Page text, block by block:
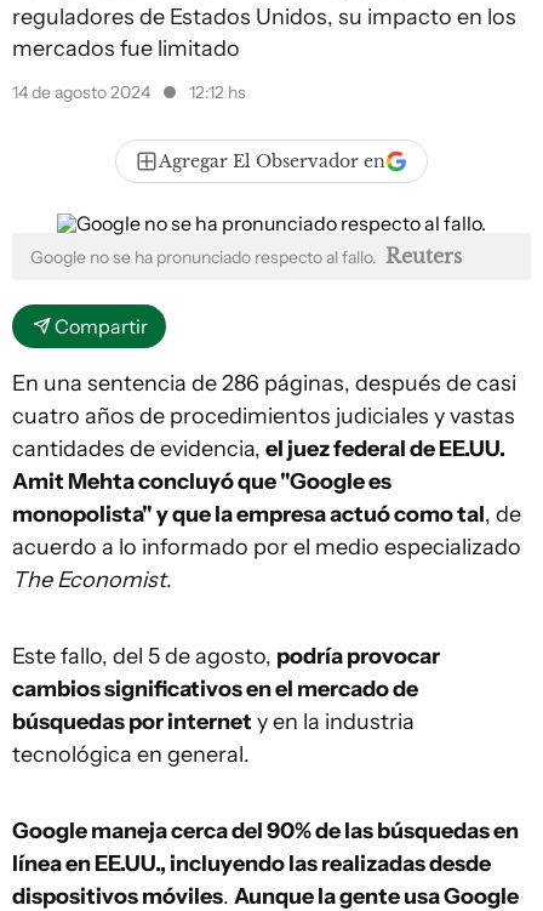
reguladores de Estados Unidos, su impacto en los
mercados fue limitado
14 de agosto 2024 12:12 hs
Agregar El Observador en
Google no se ha pronunciado respecto al fallo. Reuters
Compartir
En una sentencia de 286 páginas, después de casi
cuatro años de procedimientos judiciales y vastas
cantidades de evidencia, el juez federal de EE.UU.
Amit Mehta concluyó que "Google es
monopolista" y que la empresa actuó como tal, de
acuerdo a lo informado por el medio especializado
The Economist.
Este fallo, del 5 de agosto, podría provocar
cambios significativos en el mercado de
búsquedas por internet y en la industria
tecnológica en general.
Google maneja cerca del 90% de las búsquedas en
línea en EE.UU., incluyendo las realizadas desde
dispositivos móviles. Aunque la gente usa Google